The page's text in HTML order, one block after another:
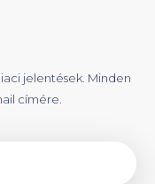
jelentések. Minden
címére.